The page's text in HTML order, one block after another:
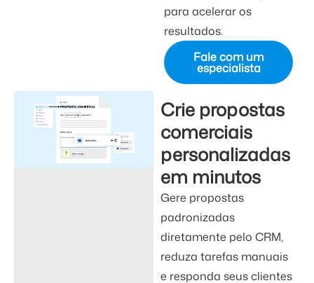
para acelerar os
resultados.
Fale com um
especialista
Crie propostas
comerciais
personalizadas
em minutos
Gere propostas
padronizadas
diretamente pelo CRM,
reduza tarefas manuais
e responda seus clientes